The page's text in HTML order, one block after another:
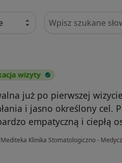
Szukaj w opiniach
wizyty
już po pierwszej
i jasno określony cel.
empatyczną i ciepłą
Mediteka Klinika Stomatologiczno -